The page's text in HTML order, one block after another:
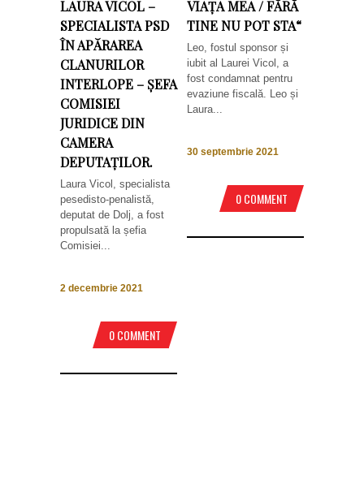
LAURA VICOL –
SPECIALISTA PSD
ÎN APĂRAREA
CLANURILOR
INTERLOPE – ȘEFA
COMISIEI
JURIDICE DIN
CAMERA
DEPUTAȚILOR.
Laura Vicol, specialista
pesedisto-penalistă,
deputat de Dolj, a fost
propulsată la șefia
Comisiei...
2 decembrie 2021
0 COMMENT
VIAȚA MEA / FĂRĂ
TINE NU POT STA“
Leo, fostul sponsor și
iubit al Laurei Vicol, a
fost condamnat pentru
evaziune fiscală. Leo și
Laura...
30 septembrie 2021
0 COMMENT